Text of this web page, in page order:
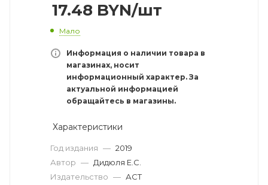
17.48 BYN/шт
Мало
Информация о наличии товара в
магазинах, носит
информационный характер. За
актуальной информацией
обращайтесь в магазины.
Характеристики
Год издания — 2019
Автор — Дидюля Е.С.
Издательство — АСТ